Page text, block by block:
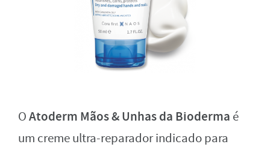
OAtoderm Mãos & Unhas da Bioderma é
um creme ultra-reparador indicado para